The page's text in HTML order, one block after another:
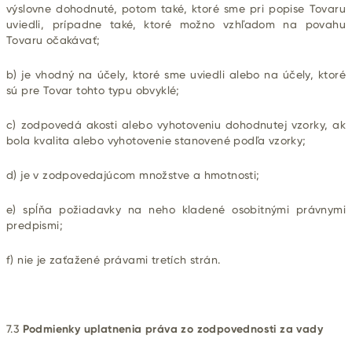
výslovne dohodnuté, potom také, ktoré sme pri popise Tovaru
uviedli, prípadne také, ktoré možno vzhľadom na povahu
Tovaru očakávať;
b) je vhodný na účely, ktoré sme uviedli alebo na účely, ktoré
sú pre Tovar tohto typu obvyklé;
c) zodpovedá akosti alebo vyhotoveniu dohodnutej vzorky, ak
bola kvalita alebo vyhotovenie stanovené podľa vzorky;
d) je v zodpovedajúcom množstve a hmotnosti;
e) spĺňa požiadavky na neho kladené osobitnými právnymi
predpismi;
f) nie je zaťažené právami tretích strán.
7.3 Podmienky uplatnenia práva zo zodpovednosti za vady